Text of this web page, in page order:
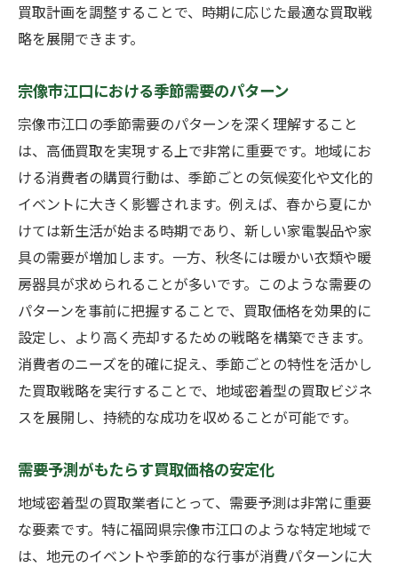
買取計画を調整することで、時期に応じた最適な買取戦
略を展開できます。
宗像市江口における季節需要のパターン
宗像市江口の季節需要のパターンを深く理解すること
は、高価買取を実現する上で非常に重要です。地域にお
ける消費者の購買行動は、季節ごとの気候変化や文化的
イベントに大きく影響されます。例えば、春から夏にか
けては新生活が始まる時期であり、新しい家電製品や家
具の需要が増加します。一方、秋冬には暖かい衣類や暖
房器具が求められることが多いです。このような需要の
パターンを事前に把握することで、買取価格を効果的に
設定し、より高く売却するための戦略を構築できます。
消費者のニーズを的確に捉え、季節ごとの特性を活かし
た買取戦略を実行することで、地域密着型の買取ビジネ
スを展開し、持続的な成功を収めることが可能です。
需要予測がもたらす買取価格の安定化
地域密着型の買取業者にとって、需要予測は非常に重要
な要素です。特に福岡県宗像市江口のような特定地域で
は、地元のイベントや季節的な行事が消費パターンに大